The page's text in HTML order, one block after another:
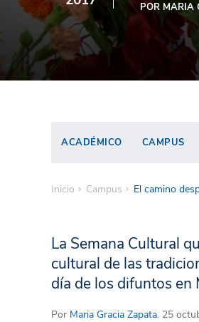
POR MARIA
ACADÉMICO CAMPUS
Inicio Campus El camino
La Semana Cultural
cultural de las
día de los difuntos en
Por Maria Gracia Zapata. 25